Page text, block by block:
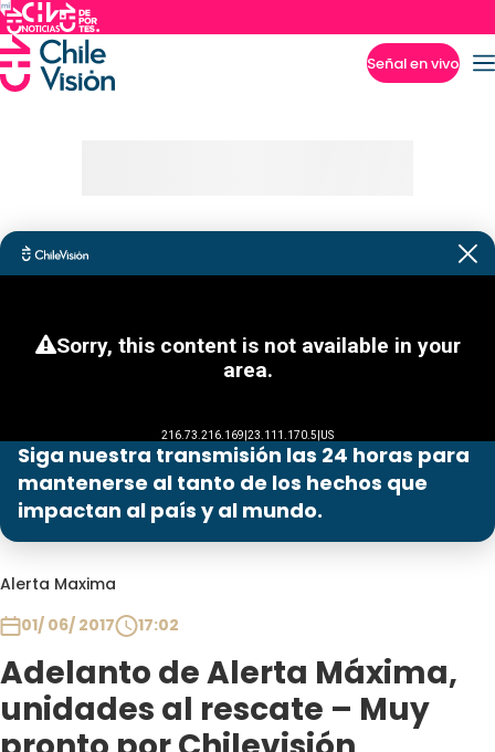
Señal en vivo
Siga nuestra transmisión las 24 horas para
mantenerse al tanto de los hechos que
impactan al país y al mundo.
Alerta Maxima
01/ 06/ 2017
17:02
Adelanto de Alerta Máxima,
unidades al rescate – Muy
Programas
Contigo en Directo
Plan Perfecto
Sabingo
Todos Los Programas